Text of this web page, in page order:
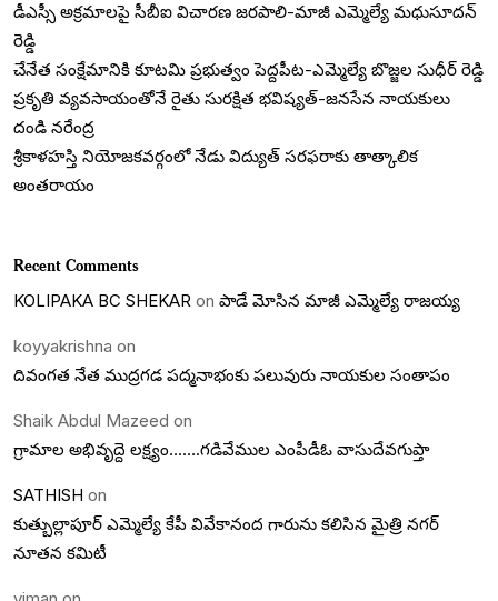
డీఎస్సీ అక్రమాలపై సీబీఐ విచారణ జరపాలి-మాజీ ఎమ్మెల్యే మధుసూదన్
రెడ్డి
చేనేత సంక్షేమానికి కూటమి ప్రభుత్వం పెద్దపీట-ఎమ్మెల్యే బొజ్జల సుధీర్ రెడ్డి
ప్రకృతి వ్యవసాయంతోనే రైతు సురక్షిత భవిష్యత్-జనసేన నాయకులు
దండి నరేంద్ర
శ్రీకాళహస్తి నియోజకవర్గంలో నేడు విద్యుత్ సరఫరాకు తాత్కాలిక
అంతరాయం
Recent Comments
KOLIPAKA BC SHEKAR on పాడే మోసిన మాజీ ఎమ్మెల్యే రాజయ్య
koyyakrishna on
దివంగత నేత ముద్రగడ పద్మనాభంకు పలువురు నాయకుల సంతాపం
Shaik Abdul Mazeed on
గ్రామాల అభివృద్దె లక్ష్యం…….గడివేముల ఎంపీడీఓ వాసుదేవగుప్తా
SATHISH on
కుత్బుల్లాపూర్ ఎమ్మెల్యే కేపీ వివేకానంద గారును కలిసిన మైత్రి నగర్
నూతన కమిటీ